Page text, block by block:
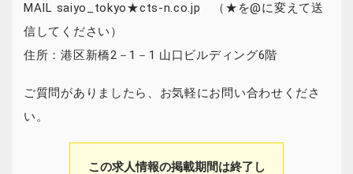
MAIL saiyo_tokyo★cts-n.co.jp （★を@に変えて送
信してください）
住所：港区新橋2－1－1 山口ビルディング6階
ご質問がありましたら、お気軽にお問い合わせくださ
い。
この求人情報の掲載期間は終了し